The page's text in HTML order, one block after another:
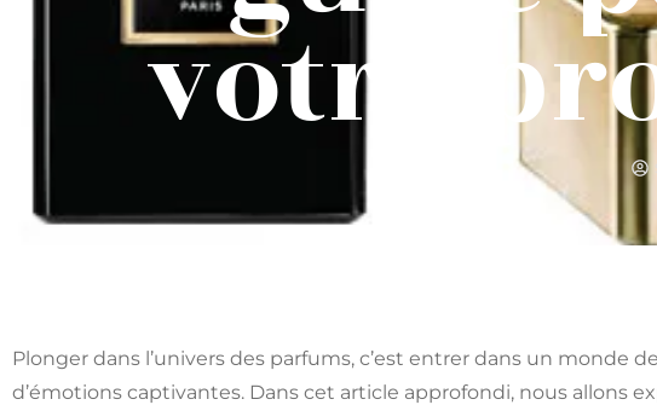
votre
Plonger dans l’univers des parfums, c’est entrer dans un monde
d’émotions captivantes. Dans cet article approfondi, nous allons